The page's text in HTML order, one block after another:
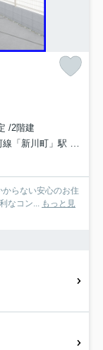
/2階建
新川町」駅 徒歩16分
らない安心のお住
なコン... もっと見